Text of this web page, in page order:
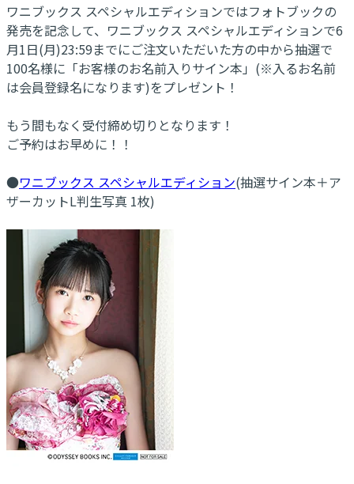
ワニブックス スペシャルエディションではフォトブックの
発売を記念して、ワニブックス スペシャルエディションで6
月1日(月)23:59までにご注文いただいた方の中から抽選で
100名様に「お客様のお名前入りサイン本」(※入るお名前
は会員登録名になります)をプレゼント！
もう間もなく受付締め切りとなります！
ご予約はお早めに！！
●ワニブックス スペシャルエディション(抽選サイン本＋ア
ザーカットL判生写真 1枚)